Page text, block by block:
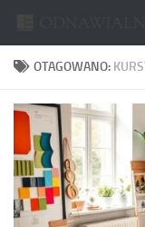
OTAGOWANO: